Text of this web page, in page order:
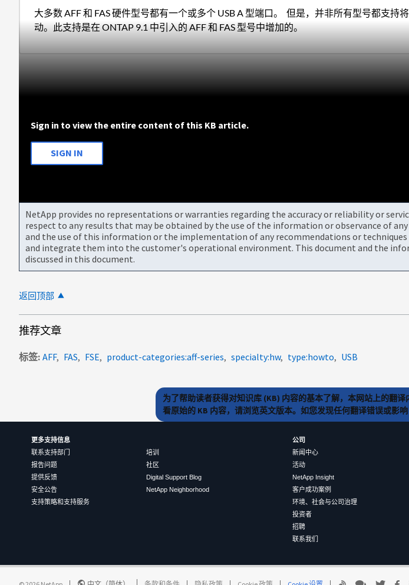
大多数 AFF 和 FAS 硬件型号都有一个或多个 USB A 型端口。 但是，并非所有型号都支
动。此支持是在 ONTAP 9.1 中引入的 AFF 和 FAS 型号中增加的。
Sign in to view the entire content of this KB article.
SIGN IN
NetApp provides no representations or warranties regarding the accuracy or reliability or
respect to any results that may be obtained by the use of the information or observance of
and the use of this information or the implementation of any recommendations or
and integrate them into the customer's operational environment. This document and the
discussed in this document.
返回顶部
推荐文章
标签 AFF FAS FSE product-categories:aff-series specialty:hw type:howto USB
为了帮助读者获得对知识库 (KB) 内容的基本了解，本网站上的翻
看原始的 KB 内容，请浏览英文版本。如您发现任何翻译错误或影
更多支持信息
联系支持部门
报告问题
提供反馈
安全公告
支持策略和支持服务
培训
社区
Digital Support Blog
NetApp Neighborhood
公司
新闻中心
活动
NetApp Insight
客户成功案例
环境、社会与公司治理
投资者
招聘
联系我们